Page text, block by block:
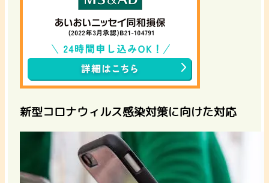
新型コロナウィルス感染対策に向けた対応